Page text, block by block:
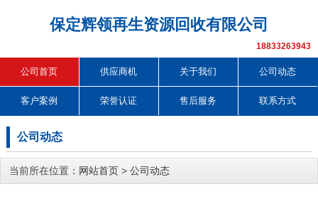
保定辉领再生资源回收有限公司
18833263943
公司首页 供应商机 关于我们 公司动态
客户案例 荣誉认证 售后服务 联系方式
公司动态
当前所在位置： 网站首页 > 公司动态